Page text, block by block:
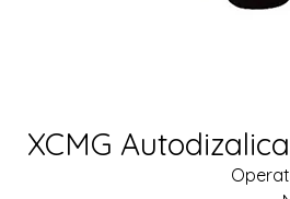
XCMG